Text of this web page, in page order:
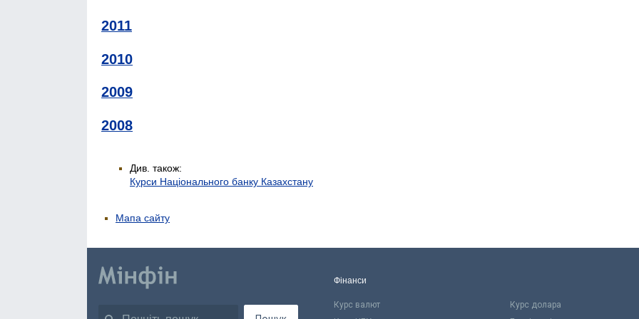
2011
2010
2009
2008
Див. також:
Курси Національного банку Казахстану
Мапа сайту
Фінанси
Курс валют Курс долара